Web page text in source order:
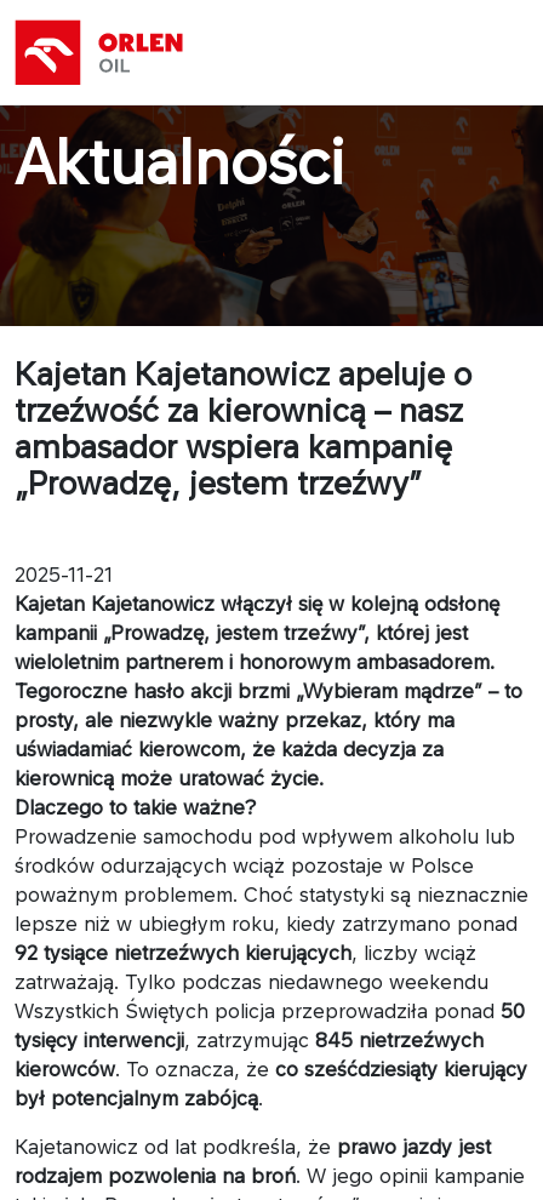
Aktualności
Kajetan Kajetanowicz apeluje o
trzeźwość za kierownicą – nasz
ambasador wspiera kampanię
„Prowadzę, jestem trzeźwy”
2025-11-21
Kajetan Kajetanowicz włączył się w kolejną odsłonę
kampanii „Prowadzę, jestem trzeźwy”, której jest
wieloletnim partnerem i honorowym ambasadorem.
Tegoroczne hasło akcji brzmi „Wybieram mądrze” – to
prosty, ale niezwykle ważny przekaz, który ma
uświadamiać kierowcom, że każda decyzja za
kierownicą może uratować życie.
Dlaczego to takie ważne?
Prowadzenie samochodu pod wpływem alkoholu lub
środków odurzających wciąż pozostaje w Polsce
poważnym problemem. Choć statystyki są nieznacznie
lepsze niż w ubiegłym roku, kiedy zatrzymano ponad
92 tysiące nietrzeźwych kierujących, liczby wciąż
zatrważają. Tylko podczas niedawnego weekendu
Wszystkich Świętych policja przeprowadziła ponad 50
tysięcy interwencji, zatrzymując 845 nietrzeźwych
kierowców. To oznacza, że co sześćdziesiąty kierujący
był potencjalnym zabójcą.
Kajetanowicz od lat podkreśla, że prawo jazdy jest
rodzajem pozwolenia na broń. W jego opinii kampanie